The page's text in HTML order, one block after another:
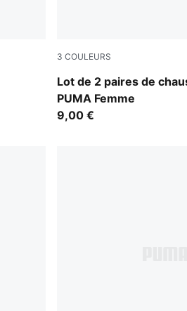
3 COULEURS
Lot de 2 paires de
PUMA Femme
PINK MELANGE
9,00 €